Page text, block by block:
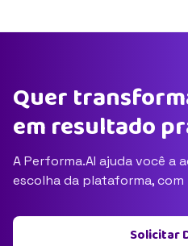
Quer
em resultado
A Performa.AI ajuda você a
escolha da plataforma,
Solicitar